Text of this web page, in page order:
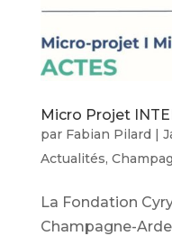
Micro Projet
par Fabian Pilard |
Actualités,
La Fondation
Champagne-